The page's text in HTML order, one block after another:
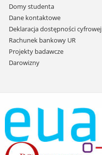
Domy studenta
Dane kontaktowe
Deklaracja dostępności cyfrowej
Rachunek bankowy UR
Projekty badawcze
Darowizny